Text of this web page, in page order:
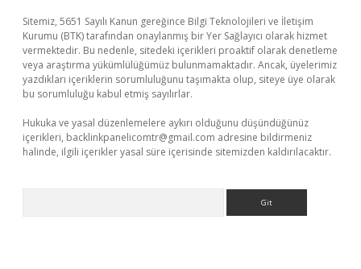
Sitemiz, 5651 Sayılı Kanun gereğince Bilgi Teknolojileri ve İletişim
Kurumu (BTK) tarafından onaylanmış bir Yer Sağlayıcı olarak hizmet
vermektedir. Bu nedenle, sitedeki içerikleri proaktif olarak denetleme
veya araştırma yükümlülüğümüz bulunmamaktadır. Ancak, üyelerimiz
yazdıkları içeriklerin sorumluluğunu taşımakta olup, siteye üye olarak
bu sorumluluğu kabul etmiş sayılırlar.
Hukuka ve yasal düzenlemelere aykırı olduğunu düşündüğünüz
içerikleri, backlinkpanelicomtr@gmail.com adresine bildirmeniz
halinde, ilgili içerikler yasal süre içerisinde sitemizden kaldırılacaktır.